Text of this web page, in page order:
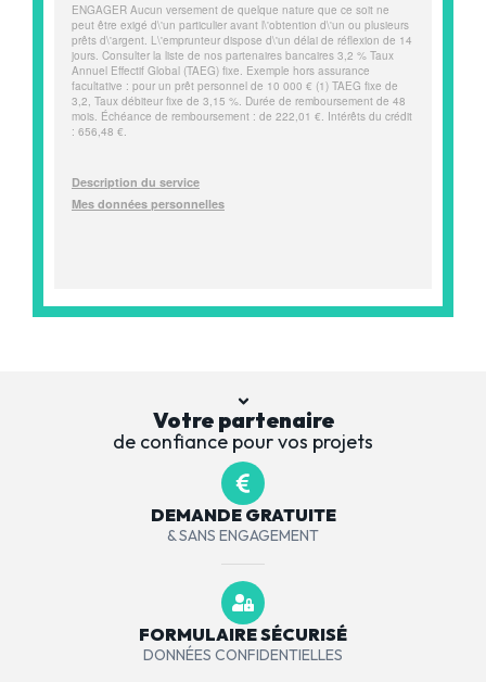
Votre partenaire
de confiance pour vos projets
DEMANDE GRATUITE
& SANS ENGAGEMENT
FORMULAIRE SÉCURISÉ
DONNÉES CONFIDENTIELLES